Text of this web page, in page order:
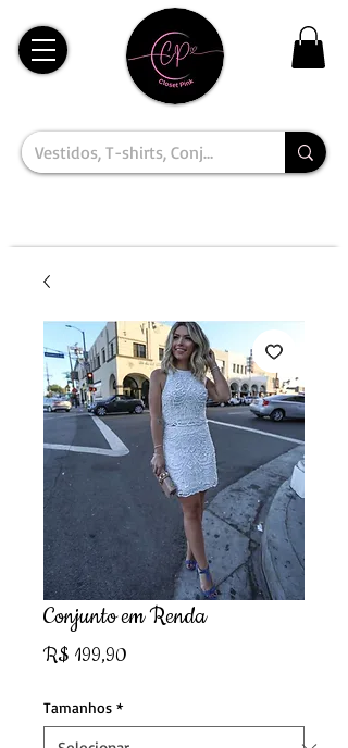
Conjunto em Renda
R$ 199,90
Tamanhos *